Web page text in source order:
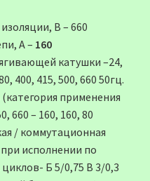
В – 660
А – 160
катушки –24,
400, 415, 500, 660 50гц.
применения
660 – 160, 160, 80
/ коммутационная
исполнении по
Б 5/0,75 В 3/0,3